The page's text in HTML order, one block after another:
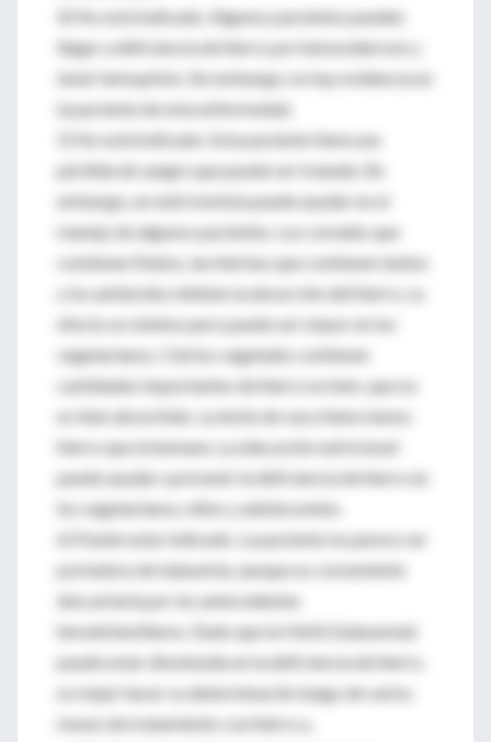
4) No está indicado. Algunos pacientes pueden
llegar a deficiencia de hierro por hemosiderosis y
tener hemoptisis. Sin embargo, no hay evidencia en
la paciente de esta enfermedad.
5) No está indicado. Esta paciente tiene una
pérdida de sangre que puede ser tratada. Sin
embargo, un nutricionista puede ayudar en el
manejo de algunos pacientes. Los cereales que
contienen fitatos, las hierbas que contienen tanino
y los antiácidos inhiben la absorción del hierro; su
efecto es mínimo pero puede ser máyor en los
vegetarianos. Ciertos vegetales contienen
cantidades importantes de hierro no hem, que no
es bien absorbido. La leche de vaca tiene menos
hierro que la humana. La educación nutricional
puede ayudar a prevenir la deficiencia de hierro en
los vegetarianos, niños y adolescentes.
6) Puede estar indicado. La paciente no parece ser
portadora de talasemia, aunque es conveniente
descartarla por los antecedentes
heredofamiliares. Dado que la HbA2 (talasemia)
puede estar disminuida en la deficiencia de hierro,
es mejor hacer su determinación luego de varios
meses de tratamiento con hierro y,